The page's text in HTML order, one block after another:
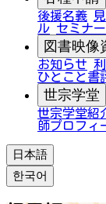
後援名義
ル セミナ
図書映像
お知らせ
ひとこと書
世宗学堂
世宗学堂紹
師プロフィ
日本語
한국어